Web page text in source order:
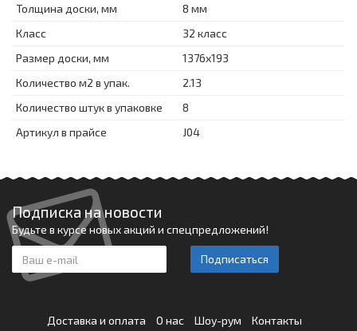
Толщина доски, мм
8 мм
Класс
32 класс
Размер доски, мм
1376x193
Количество м2 в упак.
2.13
Количество штук в упаковке
8
Артикул в прайсе
J04
Подписка на новости
Будьте в курсе новых акций и спецпредложений!
Подписаться
Доставка и оплата О нас Шоу-рум Контакты